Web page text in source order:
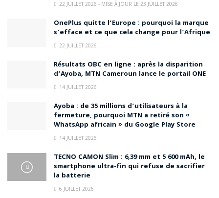
22 JUILLET 2026 - MISE À JOUR LE 23 JUILLET 2026
OnePlus quitte l’Europe : pourquoi la marque
s’efface et ce que cela change pour l’Afrique
22 JUILLET 2026
Résultats OBC en ligne : après la disparition
d’Ayoba, MTN Cameroun lance le portail ONE
14 JUILLET 2026
Ayoba : de 35 millions d’utilisateurs à la
fermeture, pourquoi MTN a retiré son «
WhatsApp africain » du Google Play Store
14 JUILLET 2026
TECNO CAMON Slim : 6,39 mm et 5 600 mAh, le
smartphone ultra-fin qui refuse de sacrifier
la batterie
6 JUILLET 2026